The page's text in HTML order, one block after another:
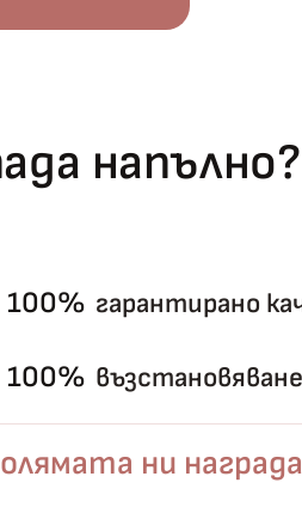
100% гарантирано
100%
ни